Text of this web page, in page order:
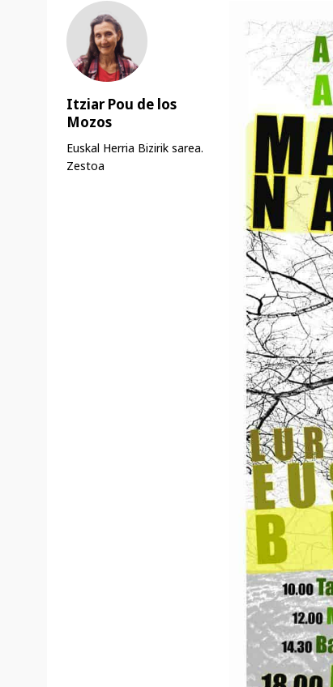
Itziar Pou de los
Mozos
Euskal Herria Bizirik sarea.
Zestoa